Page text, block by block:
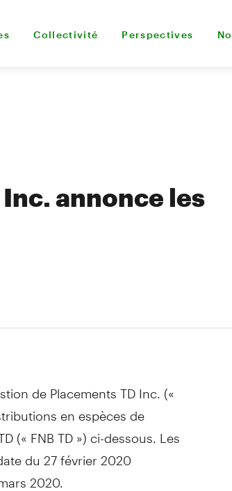
Collectivité Perspectives
annonce les
de Placements TD Inc. («
en espèces de
(« FNB TD ») ci-dessous. Les
du 27 février 2020
2020.